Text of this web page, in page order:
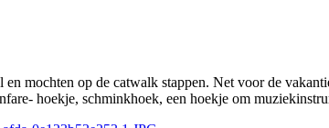
mochten op de catwalk stappen. Net voor de
hoekje, schminkhoek, een hoekje om